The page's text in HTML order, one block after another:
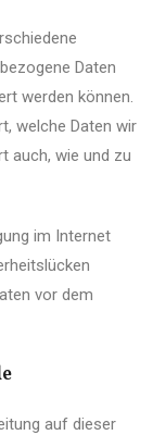
Daten
werden können.
welche Daten wir
auch, wie und zu
im Internet
vor dem
auf dieser